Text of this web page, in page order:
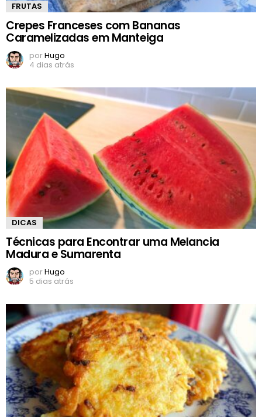
FRUTAS
Crepes Franceses com Bananas
Caramelizadas em Manteiga
porHugo
4 dias atrás
DICAS
Técnicas para Encontrar uma Melancia
Madura e Sumarenta
porHugo
5 dias atrás